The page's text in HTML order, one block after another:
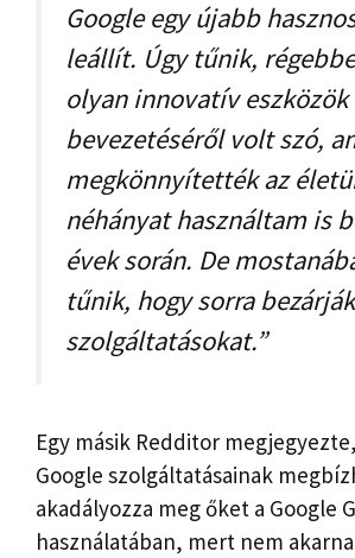
Google egy újabb
leállít. Úgy tűnik,
olyan innovatív eszközök
bevezetéséről volt szó,
megkönnyítették az
néhányat használtam is
évek során. De
tűnik, hogy sorra
szolgáltatásokat.”
Egy másik Redditor
Google szolgáltatásainak
akadályozza meg őket a Google
használatában, mert nem